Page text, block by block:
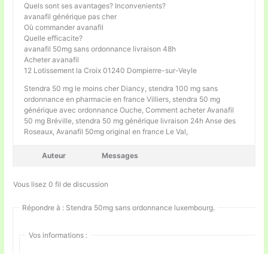
Quels sont ses avantages? Inconvenients?
avanafil générique pas cher
Où commander avanafil
Quelle efficacite?
avanafil 50mg sans ordonnance livraison 48h
Acheter avanafil
12 Lotissement la Croix 01240 Dompierre-sur-Veyle
Stendra 50 mg le moins cher Diancy, stendra 100 mg sans
ordonnance en pharmacie en france Villiers, stendra 50 mg
générique avec ordonnance Ouche, Comment acheter Avanafil
50 mg Bréville, stendra 50 mg générique livraison 24h Anse des
Roseaux, Avanafil 50mg original en france Le Val,
Auteur Messages
Vous lisez 0 fil de discussion
Répondre à : Stendra 50mg sans ordonnance luxembourg.
Vos informations :